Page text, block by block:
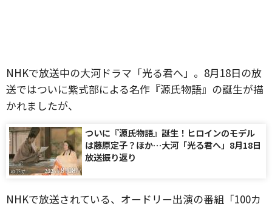
NHKで放送中の大河ドラマ「光る君へ」。8月18日の放
送ではついに紫式部による名作『源氏物語』の誕生が描
かれましたが、
ついに『源氏物語』誕生！ヒロインのモデル
は藤原定子？ほか…大河「光る君へ」8月18日
放送振り返り
NHKで放送されている、オードリー出演の番組「100カ